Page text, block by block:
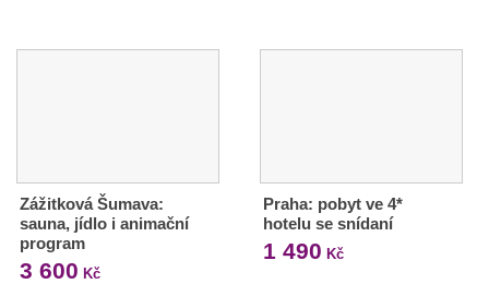
Zážitková Šumava:
sauna, jídlo i animační
program
3 600 Kč
Praha: pobyt ve 4*
hotelu se snídaní
1 490 Kč